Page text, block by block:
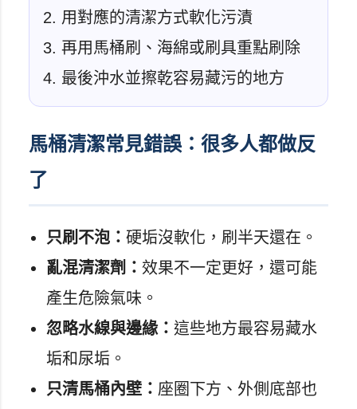
用對應的清潔方式軟化污漬
再用馬桶刷、海綿或刷具重點刷除
最後沖水並擦乾容易藏污的地方
馬桶清潔常見錯誤：很多人都做反
了
只刷不泡： 硬垢沒軟化，刷半天還在。
亂混清潔劑： 效果不一定更好，還可能
產生危險氣味。
忽略水線與邊緣： 這些地方最容易藏水
垢和尿垢。
只清馬桶內壁： 座圈下方、外側底部也